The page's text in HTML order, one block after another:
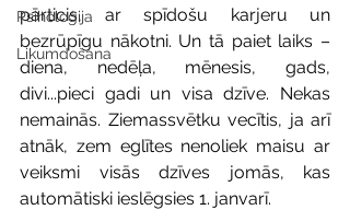
Psiholoģija
Likumdošana
pārticis, ar spīdošu karjeru un
bezrūpīgu nākotni. Un tā paiet laiks –
diena, nedēļa, mēnesis, gads,
divi...pieci gadi un visa dzīve. Nekas
nemainās. Ziemassvētku vecītis, ja arī
atnāk, zem eglītes nenoliek maisu ar
veiksmi visās dzīves jomās, kas
automātiski ieslēgsies 1. janvarī.